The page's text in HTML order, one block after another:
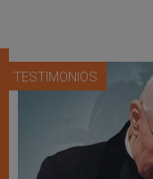
TESTIMONIOS